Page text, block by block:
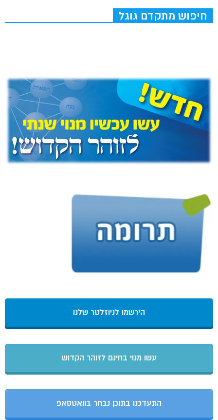
חיפוש מתקדם גוגל
הירשמו לניוזלטר שלנו
עשו מנוי בחינם לזוהר הקדוש
התעדכנו בתוכן נבחר בוואטסאפ